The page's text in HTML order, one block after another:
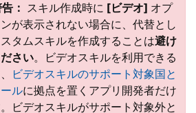
： スキル作成時に [ビデオ] オプ
が表示されない場合に、代替とし
タムスキルを作成することは避け
さい。
ビデオスキルを利用できる
ビデオスキルのサポート対象国と
ルに拠点を置くアプリ開発者だけ
ビデオスキルがサポート対象外と